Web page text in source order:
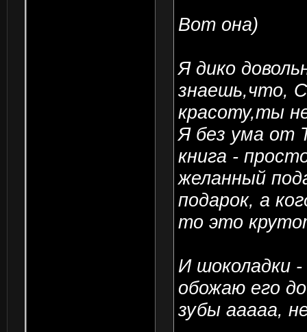
Вот она)
Я дико
знаешь,что,
красоту,ты
Я без ума от
книга -
желанный
подарок, а
то это
И шоколадки
обожаю его
зубы ааааа,